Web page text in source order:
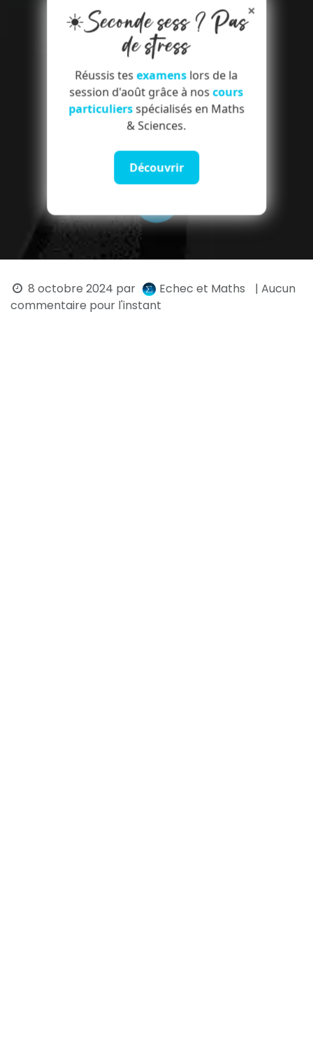
8 octobre 2024 par Echec et Maths
| Aucun
commentaire pour l'instant
×
☀️Seconde sess ? Pas
de stress
Réussis tesexamens lors de la
session d'août grâce à noscours
particuliers spécialisés en Maths
& Sciences.
Découvrir